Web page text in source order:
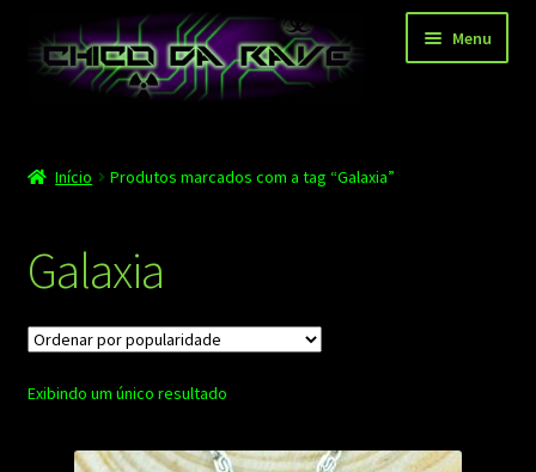
para
navegação
para
Menu
Depoimentos
Carrinho
Finalizar compra
Minha conta
Contato
Início Produtos marcados com a tag “Galaxia”
Galaxia
Exibindo um único resultado